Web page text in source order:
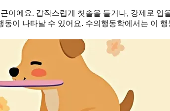
이에요. 갑작스럽게 칫솔을 들거나, 강제로
이 나타날 수 있어요. 수의행동학에서는 이